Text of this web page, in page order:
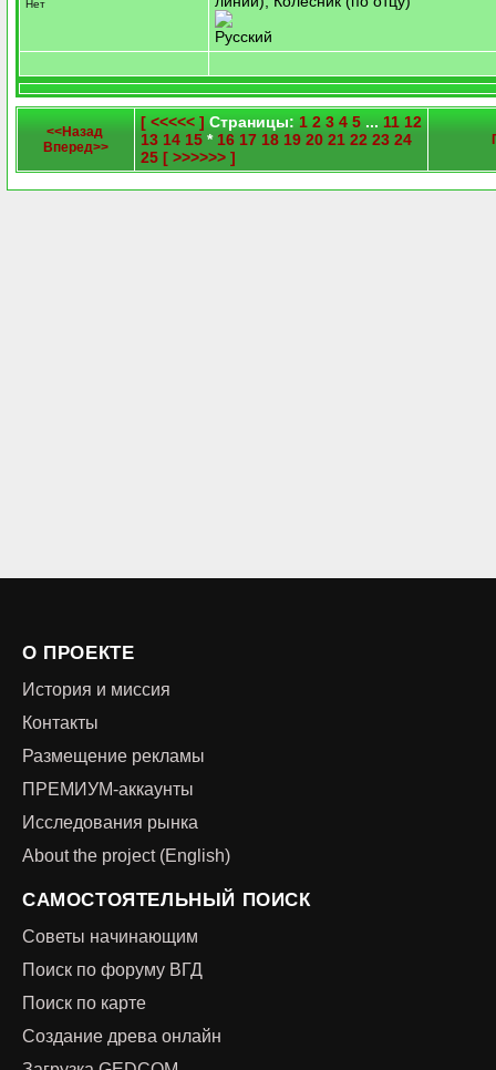
Нет
Русский
<<Назад
Вперед>>
[ <<<<< ] Страницы: 1 2 3 4 5 ... 11 12
13 14 15 * 16 17 18 19 20 21 22 23 24
25 [ >>>>>> ]
О ПРОЕКТЕ
История и миссия
Контакты
Размещение рекламы
ПРЕМИУМ-аккаунты
Исследования рынка
About the project (English)
САМОСТОЯТЕЛЬНЫЙ ПОИСК
Советы начинающим
Поиск по форуму ВГД
Поиск по карте
Создание древа онлайн